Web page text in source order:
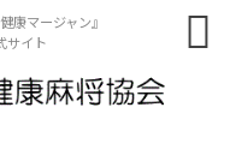
康マージャン』
サイト